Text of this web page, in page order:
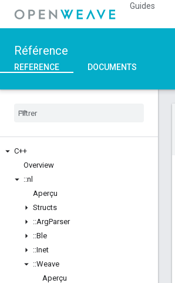
Guides
Référence
REFERENCE DOCUMENTS
C++
Overview
::nl
Aperçu
Structs
::ArgParser
::Ble
::Inet
::Weave
Aperçu